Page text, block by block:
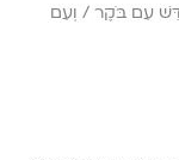
עִם בֹּקֶר / וְעִם